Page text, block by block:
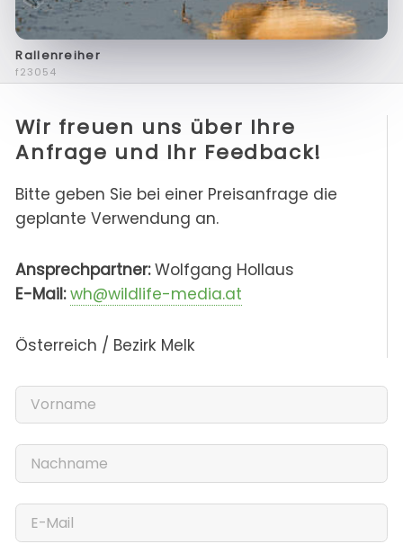
Rallenreiher
f23054
Wir freuen uns über Ihre
Anfrage und Ihr Feedback!
Bitte geben Sie bei einer Preisanfrage die
geplante Verwendung an.
Ansprechpartner:Wolfgang Hollaus
E-Mail: wh@wildlife-media.at
Österreich / Bezirk Melk